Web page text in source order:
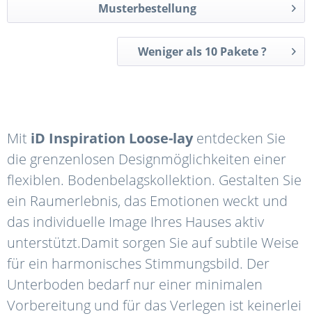
Musterbestellung
Weniger als 10 Pakete ?
Mit iD Inspiration Loose-layentdecken Sie
die grenzenlosen Designmöglichkeiten einer
flexiblen. Bodenbelagskollektion. Gestalten Sie
ein Raumerlebnis, das Emotionen weckt und
das individuelle Image Ihres Hauses aktiv
unterstützt.Damit sorgen Sie auf subtile Weise
für ein harmonisches Stimmungsbild. Der
Unterboden bedarf nur einer minimalen
Vorbereitung und für das Verlegen ist keinerlei